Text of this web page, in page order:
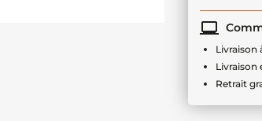
Livraison
Livraison
Retrait